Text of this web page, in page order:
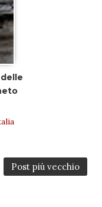
Post più vecchio